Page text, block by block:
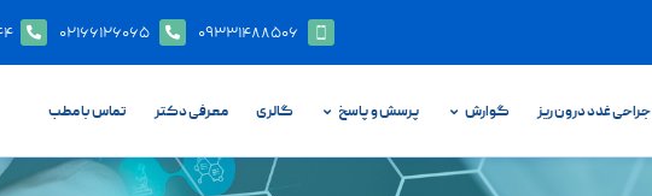
۰۲۱۶۶۱۲۶۰۶۵ ۰۹۳۳۱۴۸۸۵۰۶
جراحی غدد درون ریز گوارش پرسش و پاسخ گالری معرفی دکتر تماس با مطب